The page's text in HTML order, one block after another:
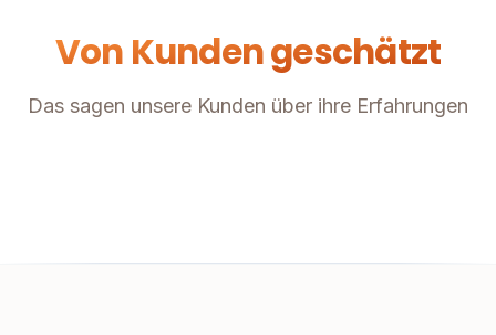
Von Kunden geschätzt
Das sagen unsere Kunden über ihre Erfahrungen